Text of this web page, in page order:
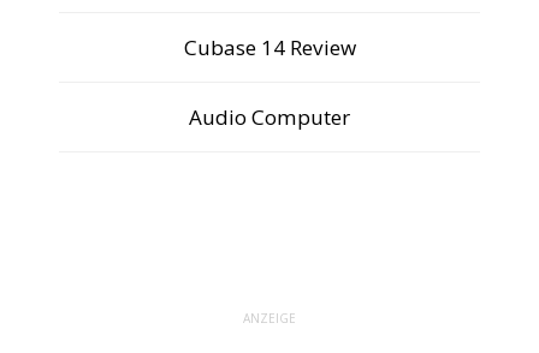
Cubase 14 Review
Audio Computer
ANZEIGE